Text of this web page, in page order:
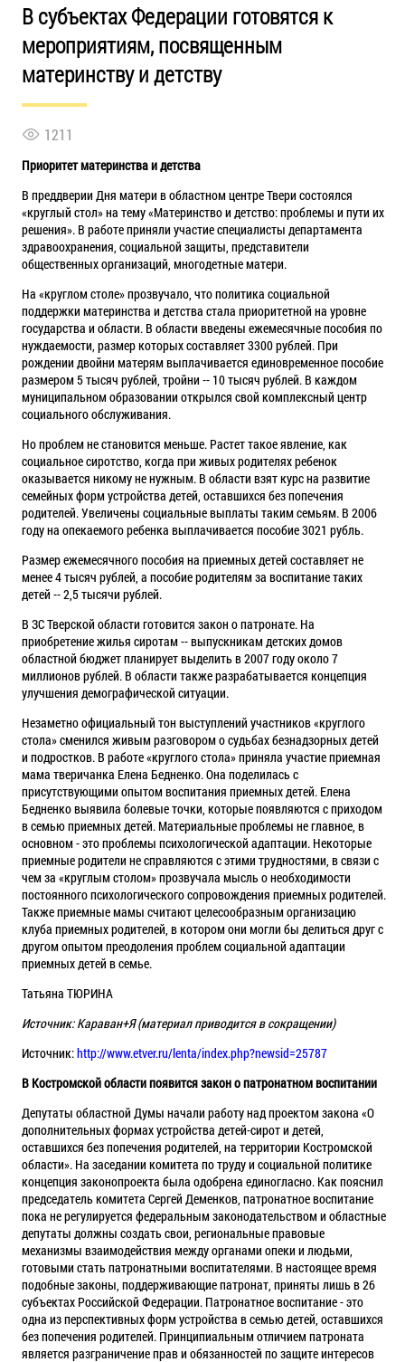
В субъектах Федерации готовятся к
мероприятиям, посвященным
материнству и детству
1211
Приоритет материнства и детства
В преддверии Дня матери в областном центре Твери состоялся
«круглый стол» на тему «Материнство и детство: проблемы и пути их
решения». В работе приняли участие специалисты департамента
здравоохранения, социальной защиты, представители
общественных организаций, многодетные матери.
На «круглом столе» прозвучало, что политика социальной
поддержки материнства и детства стала приоритетной на уровне
государства и области. В области введены ежемесячные пособия по
нуждаемости, размер которых составляет 3300 рублей. При
рождении двойни матерям выплачивается единовременное пособие
размером 5 тысяч рублей, тройни -- 10 тысяч рублей. В каждом
муниципальном образовании открылся свой комплексный центр
социального обслуживания.
Но проблем не становится меньше. Растет такое явление, как
социальное сиротство, когда при живых родителях ребенок
оказывается никому не нужным. В области взят курс на развитие
семейных форм устройства детей, оставшихся без попечения
родителей. Увеличены социальные выплаты таким семьям. В 2006
году на опекаемого ребенка выплачивается пособие 3021 рубль.
Размер ежемесячного пособия на приемных детей составляет не
менее 4 тысяч рублей, а пособие родителям за воспитание таких
детей -- 2,5 тысячи рублей.
В ЗC Тверской области готовится закон о патронате. На
приобретение жилья сиротам -- выпускникам детских домов
областной бюджет планирует выделить в 2007 году около 7
миллионов рублей. В области также разрабатывается концепция
улучшения демографической ситуации.
Незаметно официальный тон выступлений участников «круглого
стола» сменился живым разговором о судьбах безнадзорных детей
и подростков. В работе «круглого стола» приняла участие приемная
мама тверичанка Елена Бедненко. Она поделилась с
присутствующими опытом воспитания приемных детей. Елена
Бедненко выявила болевые точки, которые появляются с приходом
в семью приемных детей. Материальные проблемы не главное, в
основном - это проблемы психологической адаптации. Некоторые
приемные родители не справляются с этими трудностями, в связи с
чем за «круглым столом» прозвучала мысль о необходимости
постоянного психологического сопровождения приемных родителей.
Также приемные мамы считают целесообразным организацию
клуба приемных родителей, в котором они могли бы делиться друг с
другом опытом преодоления проблем социальной адаптации
приемных детей в семье.
Татьяна ТЮРИНА
Источник: Караван+Я (материал приводится в сокращении)
Источник:http://www.etver.ru/lenta/index.php?newsid=25787
В Костромской области появится закон о патронатном воспитании
Депутаты областной Думы начали работу над проектом закона «О
дополнительных формах устройства детей-сирот и детей,
оставшихся без попечения родителей, на территории Костромской
области». На заседании комитета по труду и социальной политике
концепция законопроекта была одобрена единогласно. Как пояснил
председатель комитета Сергей Деменков, патронатное воспитание
пока не регулируется федеральным законодательством и областные
депутаты должны создать свои, региональные правовые
механизмы взаимодействия между органами опеки и людьми,
готовыми стать патронатными воспитателями. В настоящее время
подобные законы, поддерживающие патронат, приняты лишь в 26
субъектах Российской Федерации. Патронатное воспитание - это
одна из перспективных форм устройства в семью детей, оставшихся
без попечения родителей. Принципиальным отличием патроната
является разграничение прав и обязанностей по защите интересов